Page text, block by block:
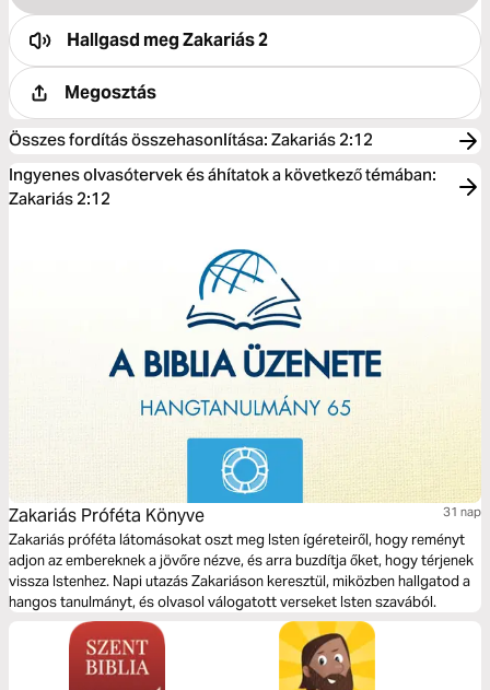
Hallgasd megZakariás 2
Megosztás
Összes fordítás összehasonlítása: Zakariás 2:12
Ingyenes olvasótervek és áhítatok a következő témában:
Zakariás 2:12
Zakariás Próféta Könyve 31 nap
Zakariás próféta látomásokat oszt meg Isten ígéreteiről, hogy reményt
adjon az embereknek a jövőre nézve, és arra buzdítja őket, hogy térjenek
vissza Istenhez. Napi utazás Zakariáson keresztül, miközben hallgatod a
hangos tanulmányt, és olvasol válogatott verseket Isten szavából.